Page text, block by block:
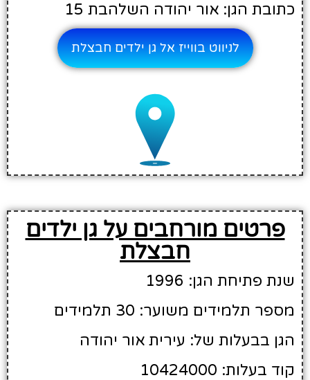
כתובת הגן: אור יהודה השלהבת 15
לניווט בווייז אל גן ילדים חבצלת
פרטים מורחבים על גן ילדים
חבצלת
שנת פתיחת הגן: 1996
מספר תלמידים משוער: 30 תלמידים
הגן בבעלות של: עירית אור יהודה
קוד בעלות: 10424000